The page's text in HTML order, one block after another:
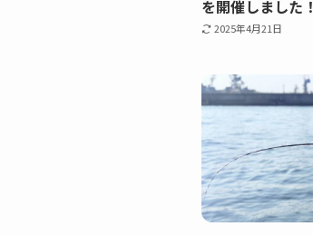
を開催しました！
2025年4月21日